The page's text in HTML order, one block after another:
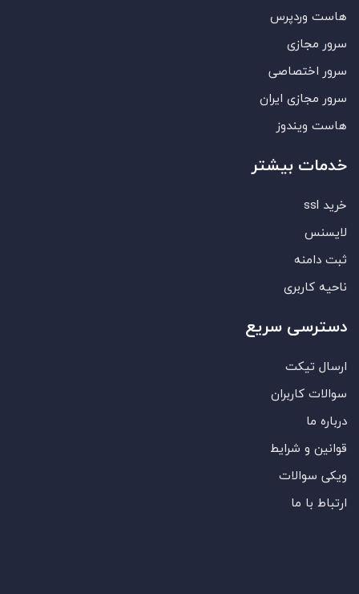
هاست وردپرس
سرور مجازی
سرور اختصاصی
سرور مجازی ایران
هاست ویندوز
خدمات بیشتر
خرید ssl
لایسنس
ثبت دامنه
ناحیه کاربری
دسترسی سریع
ارسال تیکت
سوالات کاربران
درباره ما
قوانین و شرایط
ویکی سوالات
ارتباط با ما